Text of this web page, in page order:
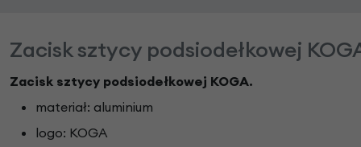
Zacisk sztycy podsiodełkowej
Zacisk sztycy podsiodełkowej KOGA.
materiał: aluminium
logo: KOGA